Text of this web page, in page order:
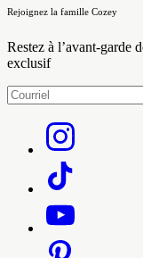
Rejoignez la famille Cozey
Restez à l’avant-garde
exclusif